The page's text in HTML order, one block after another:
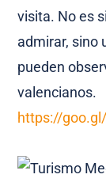
visita. No es
admirar, sino
pueden
valencianos.
https://